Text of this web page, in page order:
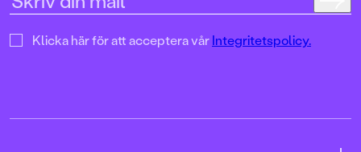
Klicka här för att acceptera vårIntegritetspolicy.